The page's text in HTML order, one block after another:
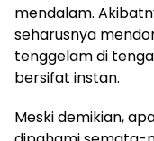
mendalam.
seharusnya
tenggelam di
bersifat instan.
Meski demikian,